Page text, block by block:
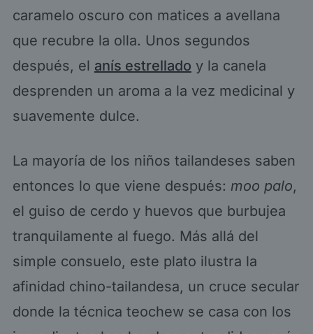
caramelo oscuro con matices a avellana
que recubre la olla. Unos segundos
después, el anís estrellado y la canela
desprenden un aroma a la vez medicinal y
suavemente dulce.
La mayoría de los niños tailandeses saben
entonces lo que viene después: moo palo,
el guiso de cerdo y huevos que burbujea
tranquilamente al fuego. Más allá del
simple consuelo, este plato ilustra la
afinidad chino-tailandesa, un cruce secular
donde la técnica teochew se casa con los